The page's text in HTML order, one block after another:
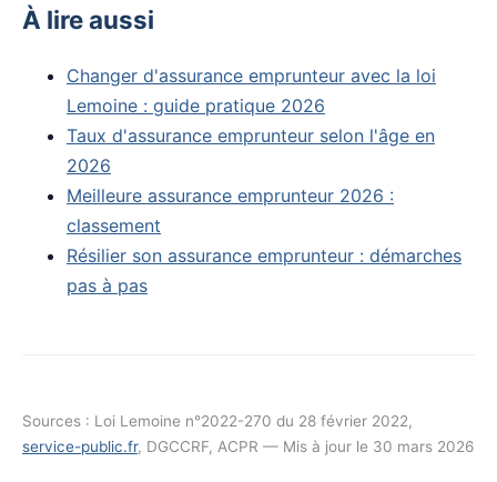
À lire aussi
Changer d'assurance emprunteur avec la loi
Lemoine : guide pratique 2026
Taux d'assurance emprunteur selon l'âge en
2026
Meilleure assurance emprunteur 2026 :
classement
Résilier son assurance emprunteur : démarches
pas à pas
Sources : Loi Lemoine n°2022-270 du 28 février 2022,
service-public.fr, DGCCRF, ACPR — Mis à jour le 30 mars 2026